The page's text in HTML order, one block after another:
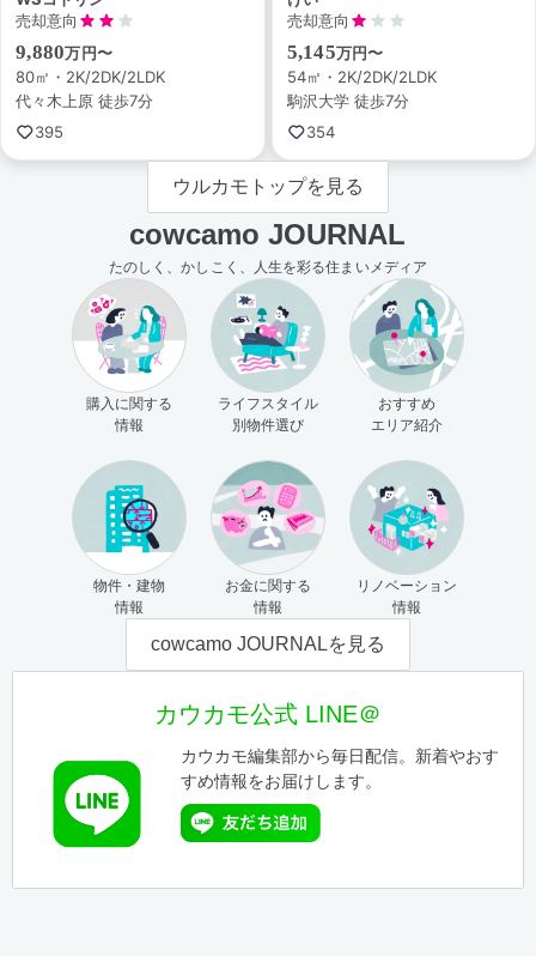
売却意向
9,880万円〜
80㎡・2K/2DK/2LDK
代々木上原 徒歩7分
395
売却意向
5,145万円〜
54㎡・2K/2DK/2LDK
駒沢大学 徒歩7分
354
ウルカモトップを見る
cowcamo JOURNAL
たのしく、かしこく、人生を彩る住まいメディア
購入に関する
情報
ライフスタイル
別物件選び
おすすめ
エリア紹介
物件・建物
情報
お金に関する
情報
リノベーション
情報
cowcamo JOURNALを見る
カウカモ公式 LINE＠
カウカモ編集部から毎日配信。新着やおす
すめ情報をお届けします。